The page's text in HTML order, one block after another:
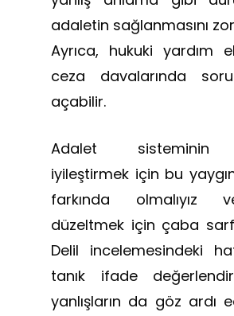
adaletin sağlanmasını
Ayrıca, hukuki yardım
ceza davalarında
açabilir.
Adalet sisteminin
iyileştirmek için bu
farkında olmalıyız
düzeltmek için çaba
Delil incelemesindeki
tanık ifade
yanlışların da göz ardı